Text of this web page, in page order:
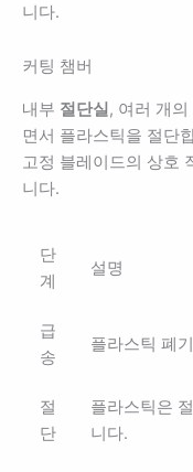
니다.
커팅 챔버
내부 절단실, 여러 개
면서 플라스틱을 절단
고정 블레이드의 상호
니다.
단
계
설명
급
송
플라스틱 폐
절
단
플라스틱은
니다.